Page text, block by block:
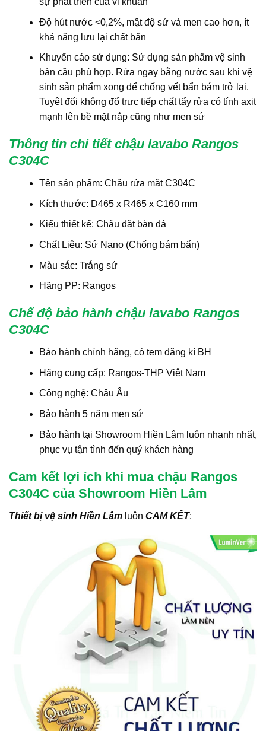
Độ hút nước <0,2%, mật độ sứ và men cao hơn, ít
khả năng lưu lại chất bẩn
Khuyến cáo sử dụng: Sử dụng sản phẩm vệ sinh
bàn cầu phù hợp. Rửa ngay bằng nước sau khi vệ
sinh sản phẩm xong để chống vết bẩn bám trở lại.
Tuyệt đối không đổ trực tiếp chất tẩy rửa có tính axit
mạnh lên bề mặt nắp cũng như men sứ
Thông tin chi tiết chậu lavabo Rangos
C304C
Tên sản phẩm: Chậu rửa mặt C304C
Kích thước: D465 x R465 x C160 mm
Kiểu thiết kế: Chậu đặt bàn đá
Chất Liệu: Sứ Nano (Chống bám bẩn)
Màu sắc: Trắng sứ
Hãng PP: Rangos
Chế độ bảo hành chậu lavabo Rangos
C304C
Bảo hành chính hãng, có tem đăng kí BH
Hãng cung cấp: Rangos-THP Việt Nam
Công nghệ: Châu Âu
Bảo hành 5 năm men sứ
Bảo hành tại Showroom Hiền Lâm luôn nhanh nhất,
phục vụ tận tình đến quý khách hàng
Cam kết lợi ích khi mua chậu Rangos
C304C của Showroom Hiền Lâm
Thiết bị vệ sinh Hiền Lâm luôn CAM KẾT: